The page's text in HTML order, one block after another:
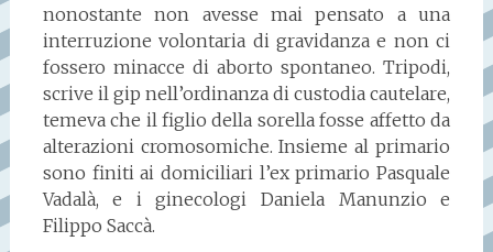
nonostante non avesse mai pensato a una
interruzione volontaria di gravidanza e non ci
fossero minacce di aborto spontaneo. Tripodi,
scrive il gip nell’ordinanza di custodia cautelare,
temeva che il figlio della sorella fosse affetto da
alterazioni cromosomiche. Insieme al primario
sono finiti ai domiciliari l’ex primario Pasquale
Vadalà, e i ginecologi Daniela Manunzio e
Filippo Saccà.